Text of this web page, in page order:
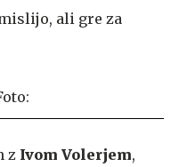
ali gre za
z Ivom Volerjem,